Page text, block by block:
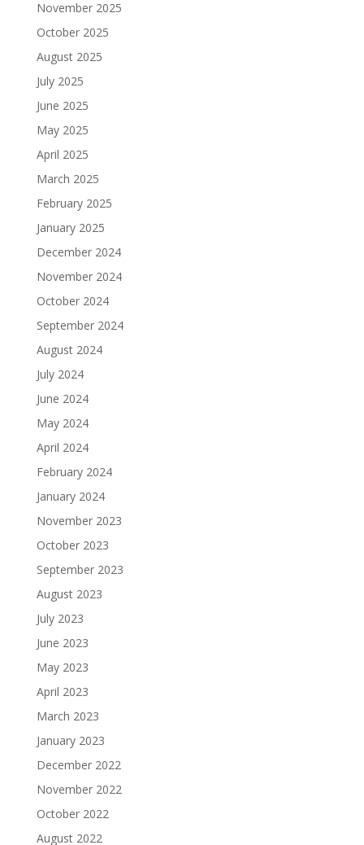
November 2025
October 2025
August 2025
July 2025
June 2025
May 2025
April 2025
March 2025
February 2025
January 2025
December 2024
November 2024
October 2024
September 2024
August 2024
July 2024
June 2024
May 2024
April 2024
February 2024
January 2024
November 2023
October 2023
September 2023
August 2023
July 2023
June 2023
May 2023
April 2023
March 2023
January 2023
December 2022
November 2022
October 2022
August 2022